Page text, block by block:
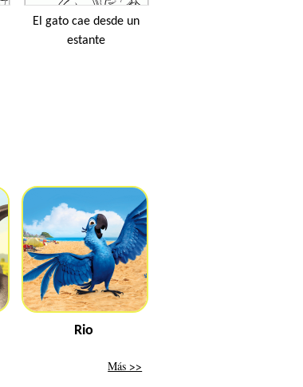
El gato cae desde un
estante
Rio
Más >>